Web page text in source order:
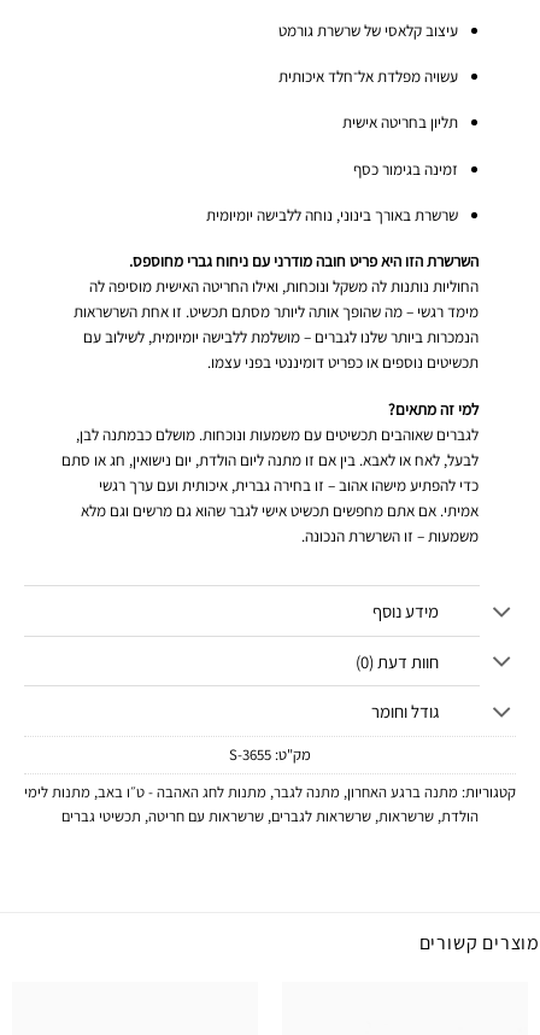
עיצוב קלאסי של שרשרת גורמט
עשויה מפלדת אל־חלד איכותית
תליון בחריטה אישית
זמינה בגימור כסף
שרשרת באורך בינוני, נוחה ללבישה יומיומית
השרשרת הזו היא פריט חובה מודרני עם ניחוח גברי מחוספס.
החוליות נותנות לה משקל ונוכחות, ואילו החריטה האישית מוסיפה לה
מימד רגשי – מה שהופך אותה ליותר מסתם תכשיט. זו אחת השרשראות
הנמכרות ביותר שלנו לגברים – מושלמת ללבישה יומיומית, לשילוב עם
תכשיטים נוספים או כפריט דומיננטי בפני עצמו.
למי זה מתאים?
לגברים שאוהבים תכשיטים עם משמעות ונוכחות. מושלם כבמתנה לבן,
לבעל, לאח או לאבא. בין אם זו מתנה ליום הולדת, יום נישואין, חג או סתם
כדי להפתיע מישהו אהוב – זו בחירה גברית, איכותית ועם ערך רגשי
אמיתי. אם אתם מחפשים תכשיט אישי לגבר שהוא גם מרשים וגם מלא
משמעות – זו השרשרת הנכונה.
מידע נוסף
חוות דעת (0)
גודל וחומר
מק"ט: 3655-S
קטגוריות: מתנה ברגע האחרון, מתנה לגבר, מתנות לחג האהבה - ט״ו באב, מתנות לימי
הולדת, שרשראות, שרשראות לגברים, שרשראות עם חריטה, תכשיטי גברים
מוצרים קשורים